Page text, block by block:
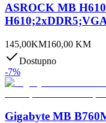
ASROCK MB
145,00KM160,00 KM
Dostupno
-7%
Gigabyte MB